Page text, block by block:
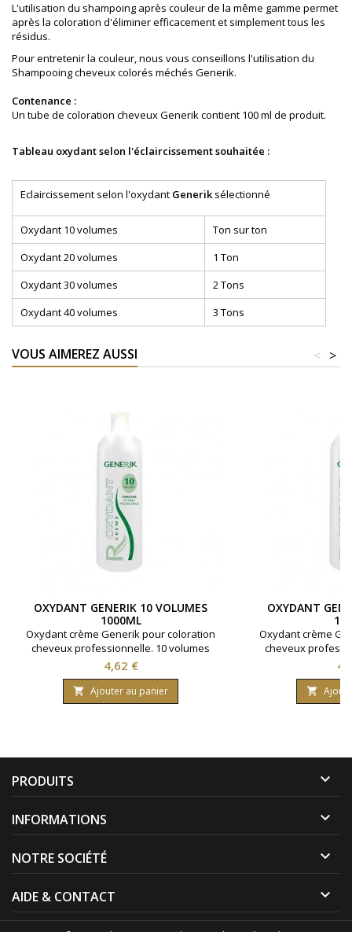
L'utilisation du shampoing après couleur de la même gamme permet
après la coloration d'éliminerefficacementet simplement tous les
résidus.
Pour entretenir la couleur, nous vous conseillons l'utilisation du
Shampooing cheveux colorés méchés Generik.
Contenance :
Un tube de coloration cheveux Generik contient 100 ml de produit.
Tableau oxydant selon l'éclaircissement souhaitée :
Eclaircissement selon l'oxydant Generiksélectionné
Oxydant 10 volumes
Ton sur ton
Oxydant 20 volumes
1 Ton
Oxydant 30 volumes
2 Tons
Oxydant 40 volumes
3 Tons
VOUS AIMEREZ AUSSI >
<
OXYDANT GENERIK 10 VOLUMES
1000ML
Oxydant crème Generik pour coloration
cheveux professionnelle. 10 volumes
contenant 3% d'eau oxygénée. Formule
avec une enrichissement en huile
protectrice reine des près ( limnanthes
alba ).Bouteille contenant 1000 ml.
Prix
4,62 €
 Ajouter au panier
OXYDANT
Oxydant crème
cheveux
contenant 6%
avec une
protectrice reine
alba ).Bouteille

PRODUITS 
INFORMATIONS 
NOTRE SOCIÉTÉ 
AIDE & CONTACT 